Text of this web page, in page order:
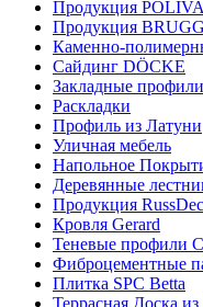
Продукция
Продукция
Каменно-
Сайдинг DÖCKE
Закладные
Раскладки
Профиль из Латуни
Уличная мебель
Напольное
Деревянные
Продукция
Кровля Gerard
Теневые профили
Фиброцементные
Плитка SPC Betta
Террасная Доска